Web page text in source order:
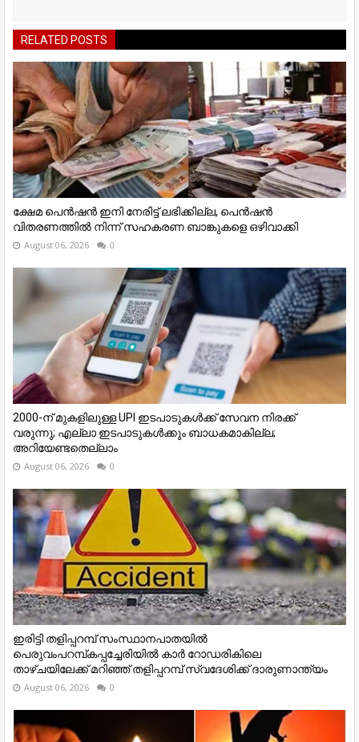
RELATED POSTS
ക്ഷേമ പെൻഷൻ ഇനി നേരിട്ട് ലഭിക്കില്ല, പെൻഷൻ
വിതരണത്തില്‍ നിന്ന് സഹകരണ ബാങ്കുകളെ ഒഴിവാക്കി
August 06, 2026 0
₹2000-ന് മുകളിലുള്ള UPI ഇടപാടുകള്‍ക്ക് സേവന നിരക്ക്
വരുന്നു; എല്ലാ ഇടപാടുകള്‍ക്കും ബാധകമാകില്ല;
അറിയേണ്ടതെല്ലാം
August 06, 2026 0
ഇരിട്ടി തളിപ്പറമ്പ് സംസ്ഥാനപാതയിൽ
പെരുവംപറമ്പ്കപ്പച്ചേരിയിൽ കാർ റോഡരികിലെ
താഴ്‌ചയിലേക്ക് മറിഞ്ഞ് തളിപ്പറമ്പ് സ്വദേശിക്ക് ദാരുണാന്ത്യം
August 06, 2026 0